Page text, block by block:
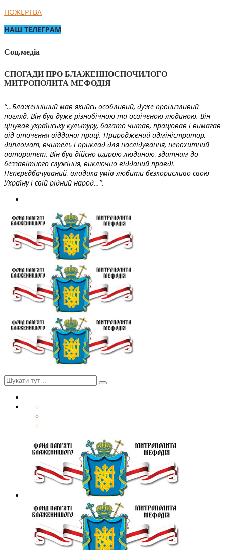
ПОЖЕРТВА
НАШ ТЕЛЕГРАМ
Соц.медіа
СПОГАДИ ПРО БЛАЖЕННОСПОЧИЛОГО
МИТРОПОЛИТА МЕФОДІЯ
“…Блаженніший мав якийсь особливий, дуже пронизливий
погляд. Він був дуже різнобічною та освіченою людиною. Він
цінував українську культуру, багато читав, працював і вимагав
від оточення відданої праці. Природжений адміністратор,
дипломат, вчитель і приклад для наслідування, непохитний
авторитет. Він був дійсно щирою людиною, здатним до
беззавітного служіння, виключно відданий правді.
Непередбачуваний, владика умів любити безкорисливо свою
Україну і свій рідний народ…”.